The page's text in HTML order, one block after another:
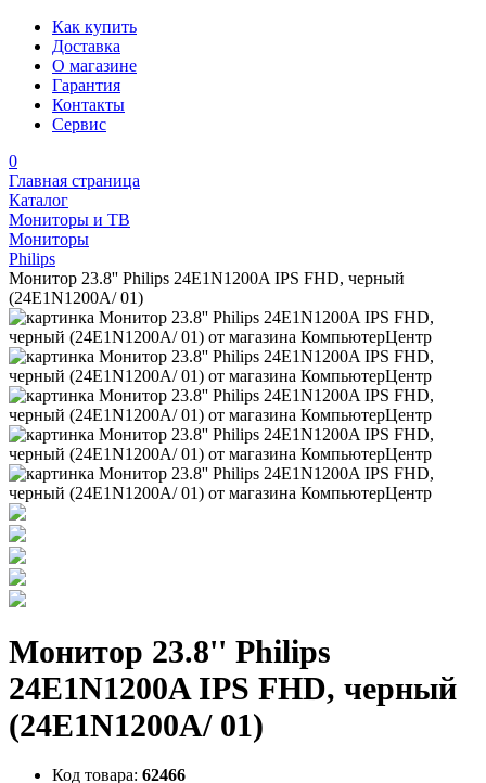
Как купить
Доставка
О магазине
Гарантия
Контакты
Сервис
0
Главная страница
Каталог
Мониторы и ТВ
Мониторы
Philips
Монитор 23.8'' Philips 24E1N1200A IPS FHD, черный
(24E1N1200A/ 01)
Монитор 23.8'' Philips
24E1N1200A IPS FHD, черный
(24E1N1200A/ 01)
Код товара: 62466